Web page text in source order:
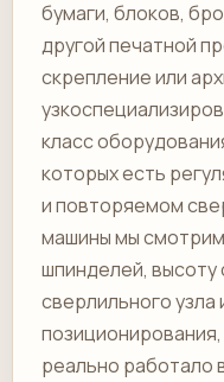
бумаги, блоков,
другой печатной
скрепление или
класс
которых есть
и повторяемом
машины мы
шпинделей, высоту
сверлильного узла
реально работало